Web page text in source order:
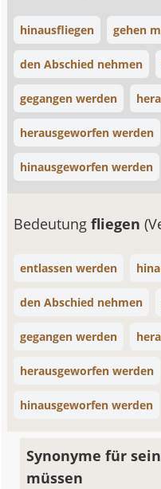
hinausfliegen gehen
den Abschied nehmen
gegangen werden
herausgeworfen werden
hinausgeworfen werden
Bedeutungfliegen
entlassen werden
den Abschied nehmen
gegangen werden
herausgeworfen werden
hinausgeworfen werden
Synonyme für
müssen